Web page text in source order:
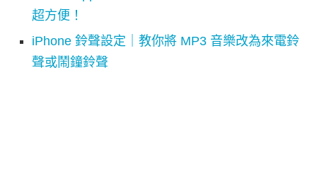
超方便！
iPhone 鈴聲設定｜教你將 MP3 音樂改為來電鈴
聲或鬧鐘鈴聲